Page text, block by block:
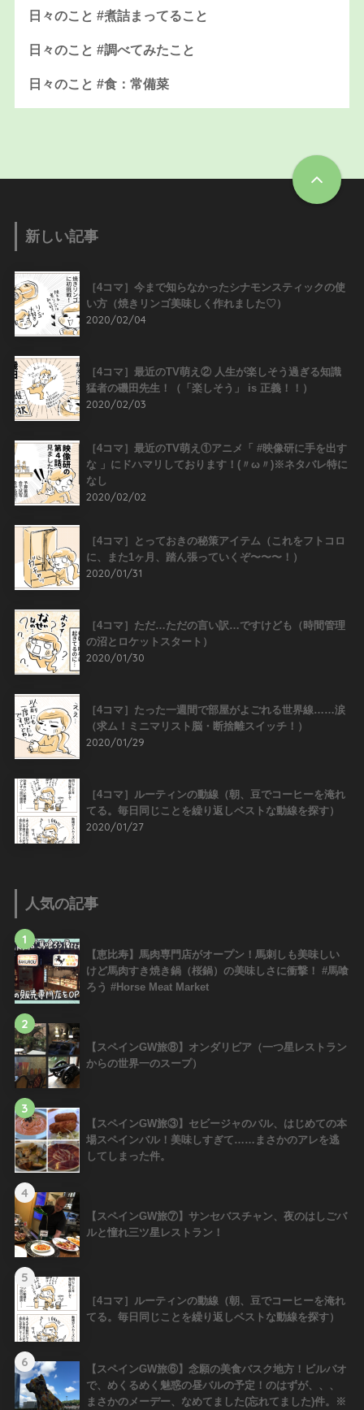
日々のこと #煮詰まってること
日々のこと #調べてみたこと
日々のこと #食：常備菜
新しい記事
［4コマ］今まで知らなかったシナモンスティックの使
い方（焼きリンゴ美味しく作れました♡）
2020/02/04
［4コマ］最近のTV萌え② 人生が楽しそう過ぎる知識
猛者の磯田先生！（「楽しそう」 is 正義！！）
2020/02/03
［4コマ］最近のTV萌え①アニメ「 #映像研に手を出す
な 」にドハマリしております！(〃ω〃)※ネタバレ特に
なし
2020/02/02
［4コマ］とっておきの秘策アイテム（これをフトコロ
に、また1ヶ月、踏ん張っていくぞ〜〜〜！）
2020/01/31
［4コマ］ただ…ただの言い訳…ですけども（時間管理
の沼とロケットスタート）
2020/01/30
［4コマ］たった一週間で部屋がよごれる世界線……涙
（求ム！ミニマリスト脳・断捨離スイッチ！）
2020/01/29
［4コマ］ルーティンの動線（朝、豆でコーヒーを淹れ
てる。毎日同じことを繰り返しベストな動線を探す）
2020/01/27
人気の記事
1
【恵比寿】馬肉専門店がオープン！馬刺しも美味しい
けど馬肉すき焼き鍋（桜鍋）の美味しさに衝撃！ #馬喰
ろう #Horse Meat Market
2
【スペインGW旅⑧】オンダリビア（一つ星レストラン
からの世界一のスープ）
3
【スペインGW旅③】セビージャのバル、はじめての本
場スペインバル！美味しすぎて……まさかのアレを逃
してしまった件。
4
【スペインGW旅⑦】サンセバスチャン、夜のはしごバ
ルと憧れ三ツ星レストラン！
5
［4コマ］ルーティンの動線（朝、豆でコーヒーを淹れ
てる。毎日同じことを繰り返しベストな動線を探す）
6
【スペインGW旅⑥】念願の美食バスク地方！ビルバオ
で、めくるめく魅惑の昼バルの予定！のはずが、、、
まさかのメーデー、なめてました(忘れてました)件。※